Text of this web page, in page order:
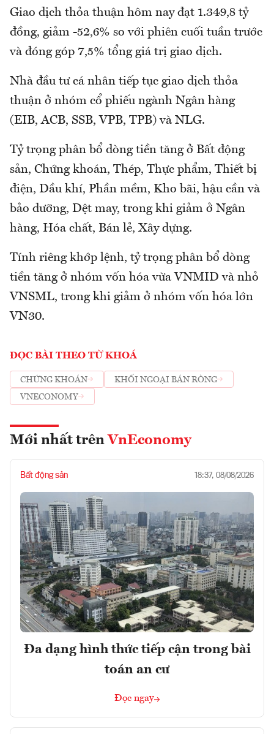
Giao dịch thỏa thuận hôm nay đạt 1.349,8 tỷ
đồng, giảm -52,6% so với phiên cuối tuần trước
và đóng góp 7,5% tổng giá trị giao dịch.
Nhà đầu tư cá nhân tiếp tục giao dịch thỏa
thuận ở nhóm cổ phiếu ngành Ngân hàng
(EIB, ACB, SSB, VPB, TPB) và NLG.
Tỷ trọng phân bổ dòng tiền tăng ở Bất động
sản, Chứng khoán, Thép, Thực phẩm, Thiết bị
điện, Dầu khí, Phần mềm, Kho bãi, hậu cần và
bảo dưỡng, Dệt may, trong khi giảm ở Ngân
hàng, Hóa chất, Bán lẻ, Xây dựng.
Tính riêng khớp lệnh, tỷ trọng phân bổ dòng
tiền tăng ở nhóm vốn hóa vừa VNMID và nhỏ
VNSML, trong khi giảm ở nhóm vốn hóa lớn
VN30.
ĐỌC BÀI THEO TỪ KHOÁ
CHỨNG KHOÁN
KHỐI NGOẠI BÁN RÒNG
VNECONOMY
Mới nhất trên VnEconomy
Bất động sản 18:37, 08/08/2026
Đa dạng hình thức tiếp cận trong bài
toán an cư
Đọc ngay